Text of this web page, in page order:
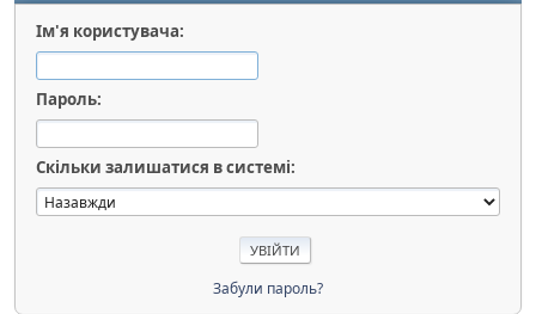
Ім'я користувача:
Пароль:
Скільки залишатися в системі:
Забули пароль?